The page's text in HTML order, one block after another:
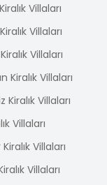
Villaları
Villaları
Villaları
Kiralık Villaları
Kiralık Villaları
Villaları
Villaları
Villaları